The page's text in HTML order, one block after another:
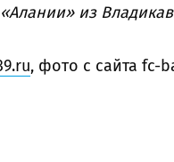
из
, фото с сайта fc-